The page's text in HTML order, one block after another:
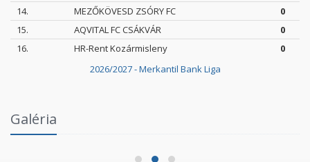
2026/2027 - Merkantil Bank Liga
14.
MEZŐKÖVESD ZSÓRY FC
0
15.
AQVITAL FC CSÁKVÁR
0
16.
HR-Rent Kozármisleny 0
Galéria
Fórumban
2026.06.03.